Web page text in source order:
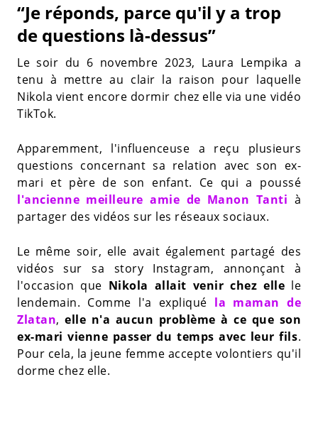
“Je réponds, parce qu'il y a trop
de questions là-dessus”
Le soir du 6 novembre 2023, Laura Lempika a
tenu à mettre au clair la raison pour laquelle
Nikola vient encore dormir chez elle via une vidéo
TikTok.
Apparemment, l'influenceuse a reçu plusieurs
questions concernant sa relation avec son ex-
mari et père de son enfant. Ce qui a poussé
l'ancienne meilleure amie de Manon Tanti à
partager des vidéos sur les réseaux sociaux.
Le même soir, elle avait également partagé des
vidéos sur sa story Instagram, annonçant à
l'occasion que Nikola allait venir chez elle le
lendemain. Comme l'a expliqué la maman de
Zlatan, elle n'a aucun problème à ce que son
ex-mari vienne passer du temps avec leur fils.
Pour cela, la jeune femme accepte volontiers qu'il
dorme chez elle.